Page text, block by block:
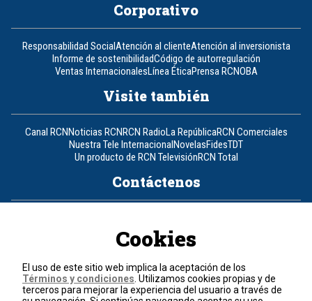
Corporativo
Responsabilidad SocialAtención al clienteAtención al inversionista
Informe de sostenibilidadCódigo de autorregulación
Ventas InternacionalesLínea ÉticaPrensa RCNOBA
Visite también
Canal RCNNoticias RCNRCN RadioLa RepúblicaRCN Comerciales
Nuestra Tele InternacionalNovelasFidesTDT
Un producto de RCN TelevisiónRCN Total
Contáctenos
Política de cookies
Términos y condiciones
Cookies
El uso de este sitio web implica la aceptación de los
Términos y condiciones . Utilizamos cookies propias y de
terceros para mejorar la experiencia del usuario a través de